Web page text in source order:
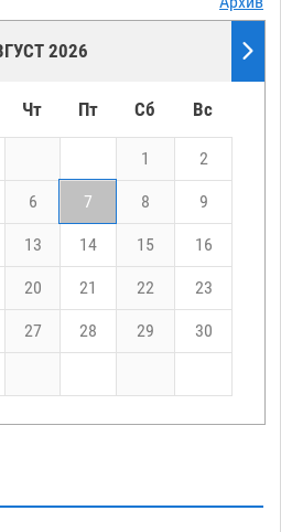
2026
Чт Пт Сб Вс
1 2
6 7 8 9
13 14 15 16
20 21 22 23
27 28 29 30